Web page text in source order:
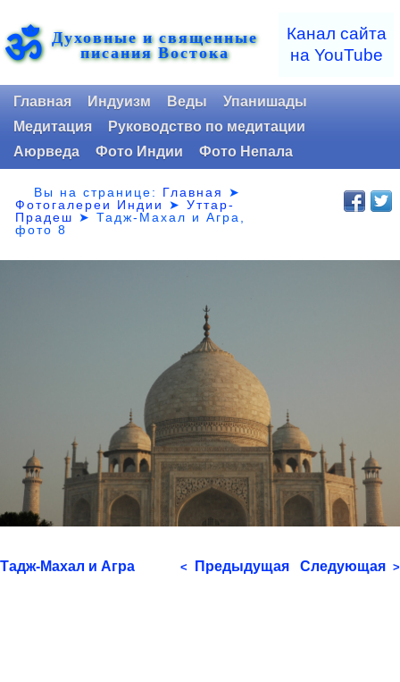
ॐ Духовные и священные
писания Востока
Канал сайта
на YouTube
Главная Индуизм Веды
Упанишады
Медитация
Руководство по медитации
Аюрведа
Фото Индии Фото Непала
Вы на странице: Главная
➤
Фотогалереи Индии
➤Уттар-
Прадеш ➤Тадж-Махал и Агра,
фото 8
Тадж-Махал и Агра < Предыдущая Следующая >